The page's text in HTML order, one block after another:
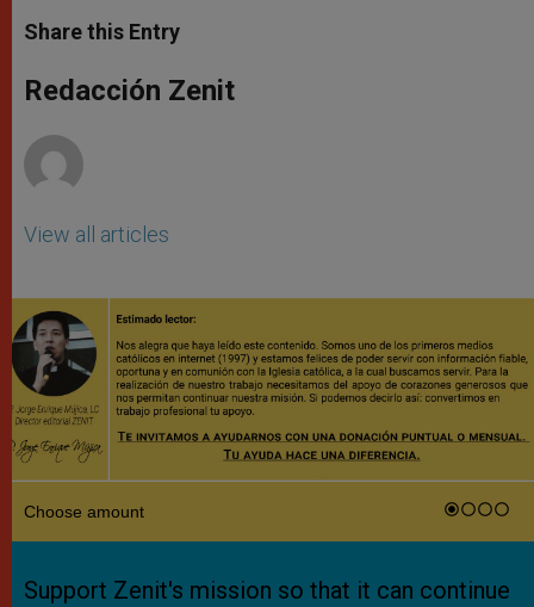
t
s
p
p
s
e
g
e
e
b
o
k
r
Share this Entry
Redacción Zenit
View all articles